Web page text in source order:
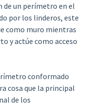
de un perímetro en el
por los linderos, este
como muro mientras
y actúe como acceso
conformado
cosa que la principal
de los